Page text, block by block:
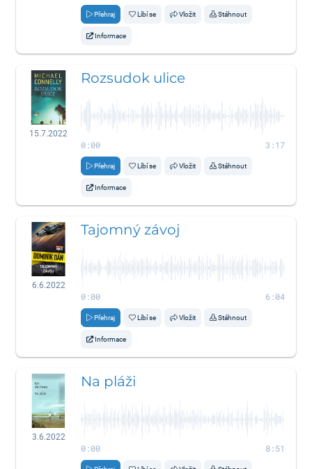
Přehraj Líbí se Vložit Stáhnout
Informace
15.7.2022
Rozsudok ulice
0:00 3:17
Přehraj Líbí se Vložit Stáhnout
Informace
6.6.2022
Tajomný závoj
0:00 6:04
Přehraj Líbí se Vložit Stáhnout
Informace
3.6.2022
Na pláži
0:00 8:51